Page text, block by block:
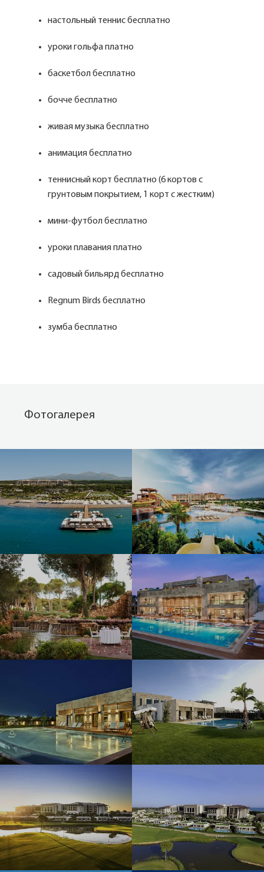
настольный теннис бесплатно
уроки гольфа платно
баскетбол бесплатно
бочче бесплатно
живая музыка бесплатно
анимация бесплатно
теннисный корт бесплатно (6 кортов с
грунтовым покрытием, 1 корт с жестким)
мини-футбол бесплатно
уроки плавания платно
садовый бильярд бесплатно
Regnum Birds бесплатно
зумба бесплатно
Фотогалерея